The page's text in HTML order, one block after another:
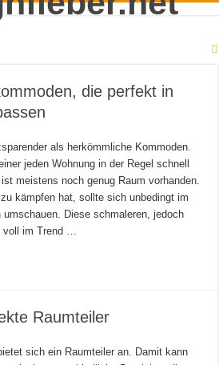
die perfekt in
als herkömmliche Kommoden.
jeden Wohnung in der Regel schnell
meistens noch genug Raum vorhanden.
kämpfen hat, sollte sich unbedingt im
umschauen. Diese schmaleren, jedoch
voll im Trend …
Raumteiler
sich ein Raumteiler an. Damit kann